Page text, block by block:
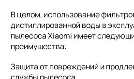
В целом, использование
дистиллированной воды в
пылесоса Xiaomi имеет
преимущества:
Защита от повреждений и